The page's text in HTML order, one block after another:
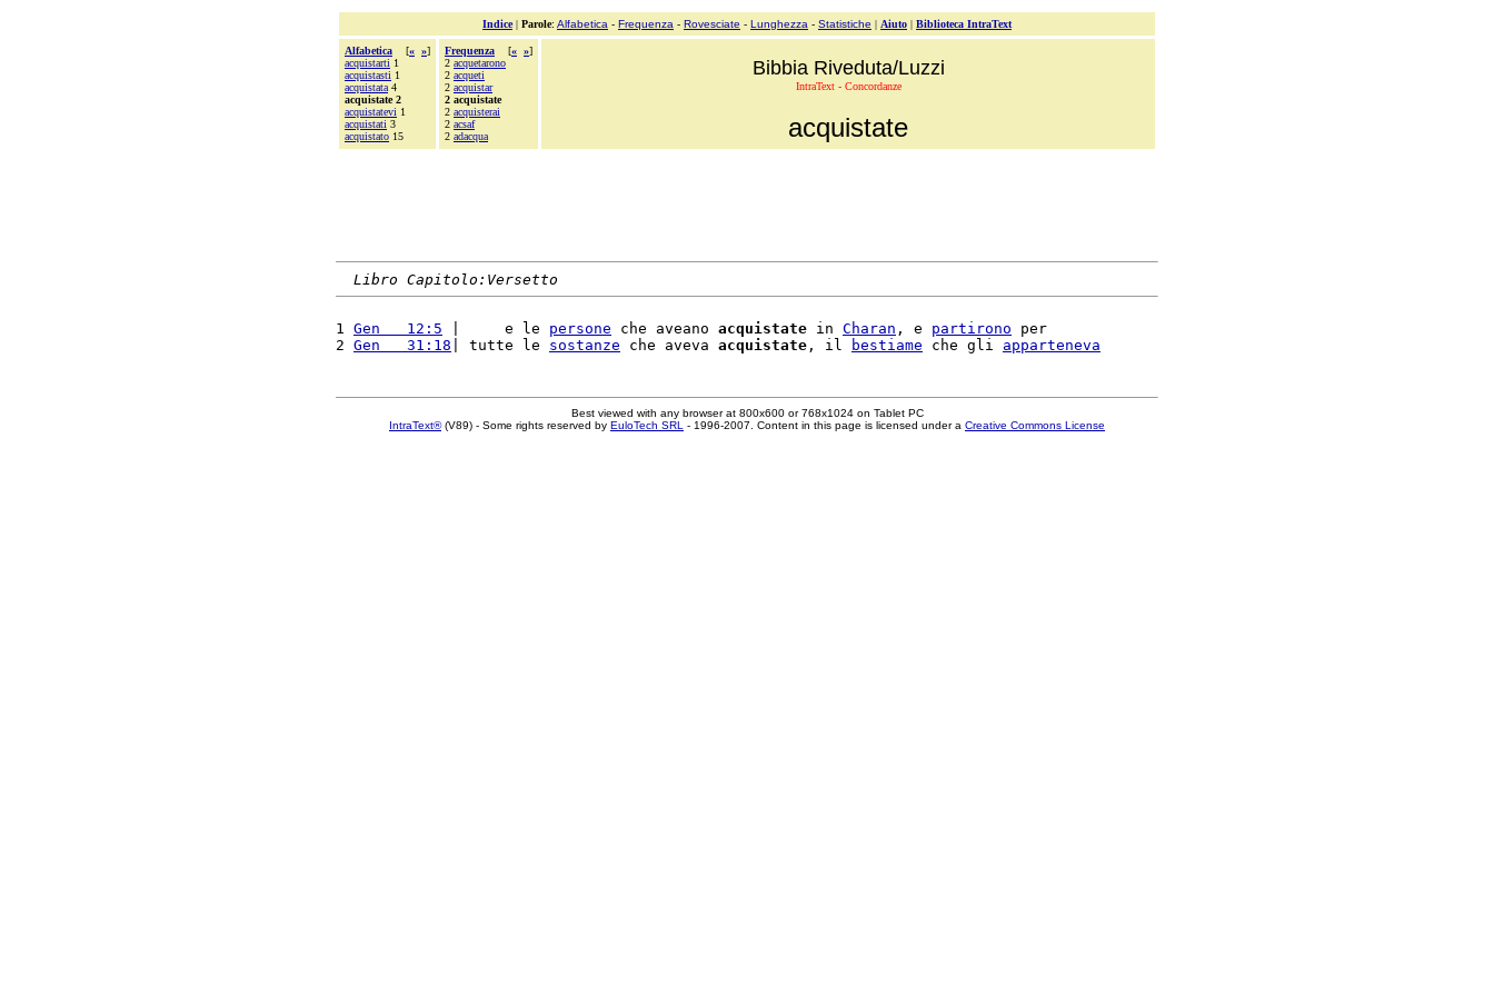
Indice| Parole: Alfabetica - Frequenza - Rovesciate - Lunghezza - Statistiche | Aiuto | Biblioteca IntraText
Alfabetica [« »]
acquistarti 1
acquistasti 1
acquistata 4
acquistate 2
acquistatevi 1
acquistati 3
acquistato 15
Frequenza [« »]
2 acquetarono
2 acqueti
2 acquistar
2 acquistate
2 acquisterai
2 acsaf
2 adacqua
Bibbia Riveduta/Luzzi
IntraText - Concordanze
acquistate
Libro Capitolo:Versetto
1 Gen   12:5 |     e le persone che aveano acquistate in Charan , e partirono per
2 Gen   31:18 | tutte le sostanze che aveva acquistate , il bestiame che gli apparteneva
Best viewed with any browser at 800x600 or 768x1024 on Tablet PC
IntraText®(V89) - Some rights reserved by EuloTech SRL - 1996-2007. Content in this page is licensed under a Creative Commons License